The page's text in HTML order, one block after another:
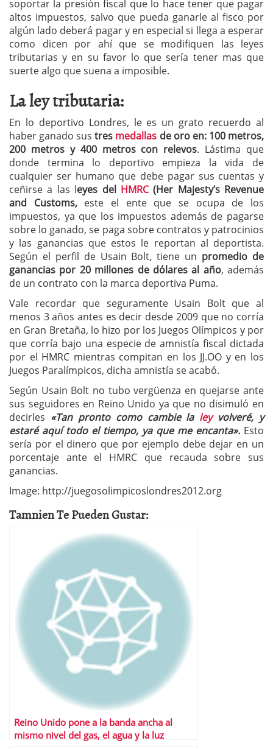
soportar la presión fiscal que lo hace tener que pagar
altos impuestos, salvo que pueda ganarle al fisco por
algún lado deberá pagar y en especial si llega a esperar
como dicen por ahí que se modifiquen las leyes
tributarias y en su favor lo que sería tener mas que
suerte algo que suena a imposible.
La ley tributaria:
En lo deportivo Londres, le es un grato recuerdo al
haber ganado sustres medallas de oro en: 100 metros,
200 metros y 400 metros con relevos. Lástima que
donde termina lo deportivo empieza la vida de
cualquier ser humano que debe pagar sus cuentas y
ceñirse a las leyes delHMRC(Her Majesty’s Revenue
and Customs,este el ente que se ocupa de los
impuestos, ya que los impuestos además de pagarse
sobre lo ganado, se paga sobre contratos y patrocinios
y las ganancias que estos le reportan al deportista.
Según el perfil de Usain Bolt, tiene un promedio de
ganancias por 20 millones de dólares al año, además
de un contrato con la marca deportiva Puma.
Vale recordar que seguramente Usain Bolt que al
menos 3 años antes es decir desde 2009 que no corría
en Gran Bretaña, lo hizo por los Juegos Olímpicos y por
que corría bajo una especie de amnistía fiscal dictada
por el HMRC mientras compitan en los JJ.OO y en los
Juegos Paralímpicos, dicha amnistía se acabó.
Según Usain Bolt no tubo vergüenza en quejarse ante
sus seguidores en Reino Unido ya que no disimuló en
decirles «Tan pronto como cambie la leyvolveré, y
estaré aquí todo el tiempo, ya que me encanta». Esto
sería por el dinero que por ejemplo debe dejar en un
porcentaje ante el HMRC que recauda sobre sus
ganancias.
Image: http://juegosolimpicoslondres2012.org
Tamnien Te Pueden Gustar:
Reino Unido pone a la banda ancha al
mismo nivel del gas, el agua y la luz